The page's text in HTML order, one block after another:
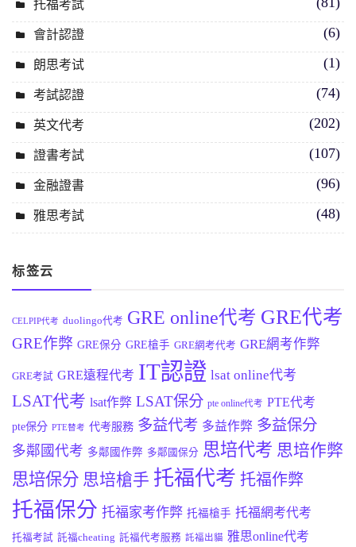
托福考試
會計認證 (6)
朗思考试 (1)
考試認證 (74)
英文代考 (202)
證書考試 (107)
金融證書 (96)
雅思考試 (48)
标签云
CELPIP代考 duolingo代考 GRE online代考 GRE代考
GRE作弊 GRE保分 GRE槍手 GRE網考代考 GRE網考作弊
GRE考試 GRE遠程代考 IT認證 lsat online代考
LSAT代考 lsat作弊 LSAT保分 pte online代考 PTE代考
pte保分 PTE替考 代考服務 多益代考 多益作弊 多益保分
多鄰國代考 多鄰國作弊 多鄰國保分 思培代考 思培作弊
思培保分 思培槍手 托福代考 托福作弊
托福保分 托福家考作弊 托福槍手 托福網考代考
托福考試 託福cheating 託福代考服務 託福出貓 雅思online代考